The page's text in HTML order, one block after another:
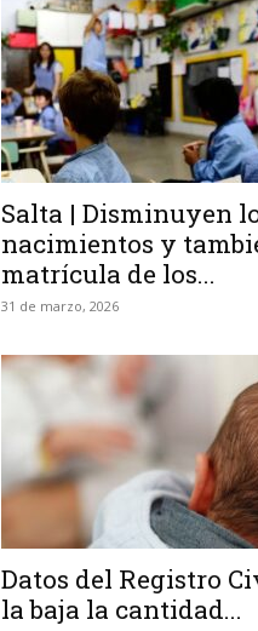
Salta | Disminuyen
nacimientos y
matrícula de los...
31 de marzo, 2026
Datos del Registro
la baja la cantidad...